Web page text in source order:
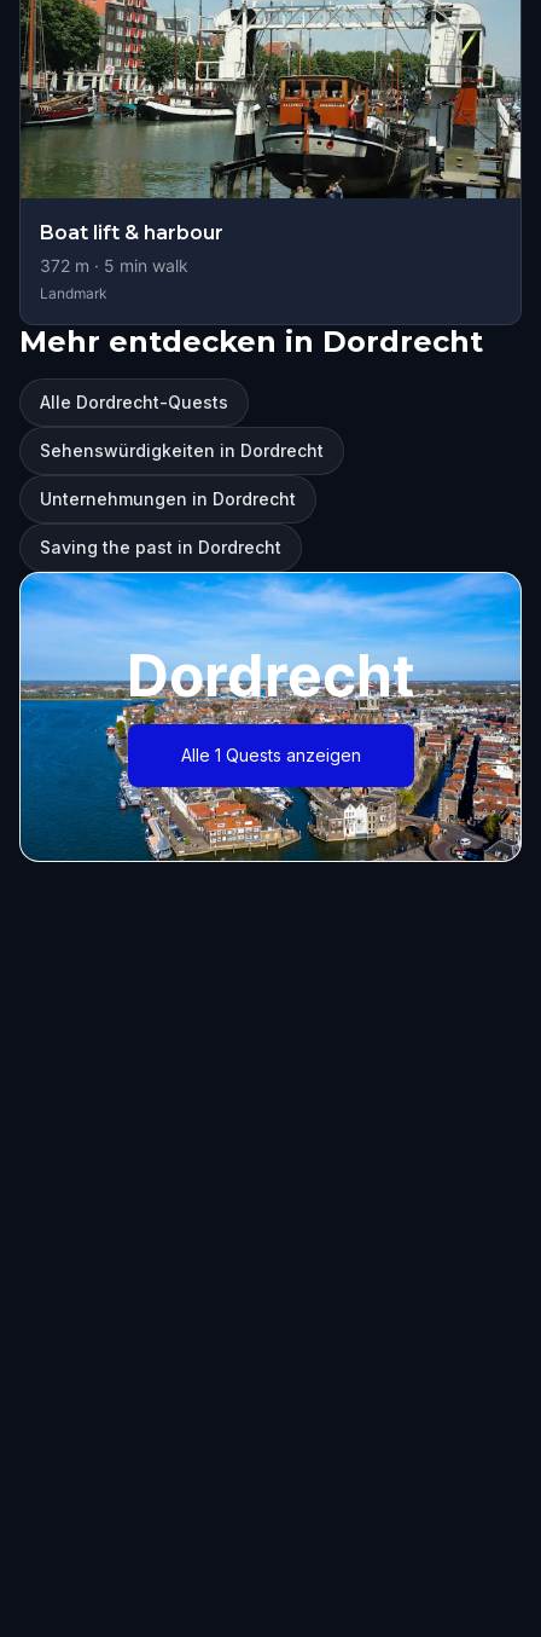
Boat lift & harbour
372 m · 5 min walk
Landmark
Mehr entdecken in Dordrecht
Alle Dordrecht-Quests
Sehenswürdigkeiten in Dordrecht
Unternehmungen in Dordrecht
Saving the past in Dordrecht
Dordrecht
Alle 1 Quests anzeigen